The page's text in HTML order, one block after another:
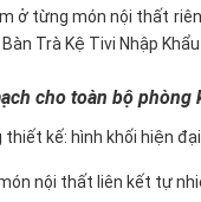
ở từng món nội thất
Trà Kệ Tivi Nhập
cho toàn bộ phòng
kế: hình khối hiện
nội thất liên kết tự